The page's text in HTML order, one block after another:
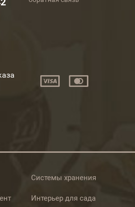
Системы хранения
Интерьер для сада